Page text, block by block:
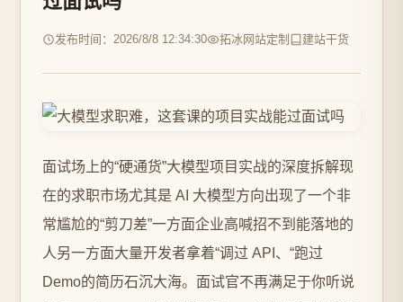
发布时间：2026/8/8 12:34:30 拓冰网站定制 建站干货
面试场上的“硬通货”大模型项目实战的深度拆解现
在的求职市场尤其是 AI 大模型方向出现了一个非
常尴尬的“剪刀差”一方面企业高喊招不到能落地的
人另一方面大量开发者拿着“调过 API、“跑过
Demo的简历石沉大海。面试官不再满足于你听说